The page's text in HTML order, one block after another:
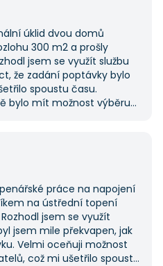
úklid dvou domů
300 m2 a prošly
jsem se využít službu
že zadání poptávky bylo
spoustu času.
bylo mít možnost výběru
spokojený, protože mi
Vše proběhlo v pořádku
práce na napojení
na ústřední topení
jsem se využít
jsem mile překvapen, jak
Velmi oceňuji možnost
což mi ušetřilo spoustu